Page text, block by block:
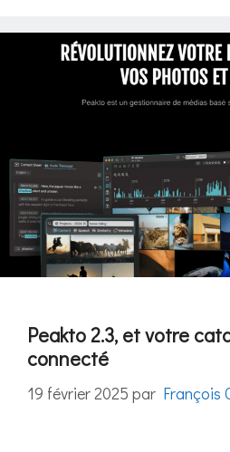
Peakto 2.3, et votre
connecté
19 février 2025 par François